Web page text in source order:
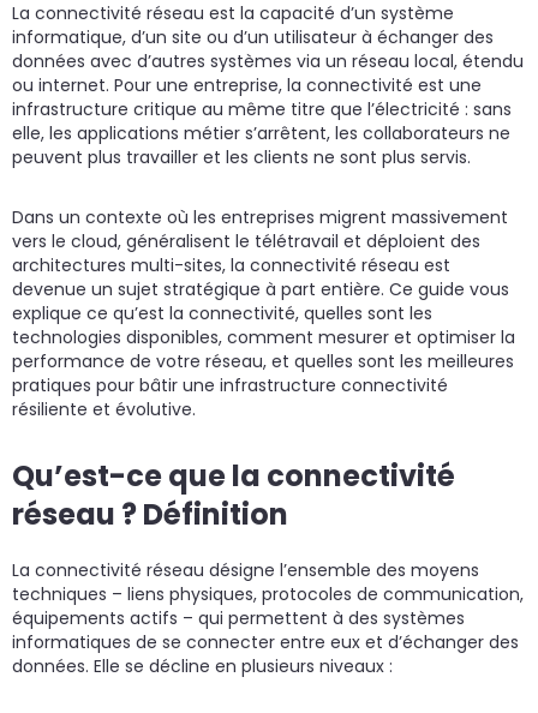
La connectivité réseau est la capacité d’un système
informatique, d’un site ou d’un utilisateur à échanger des
données avec d’autres systèmes via un réseau local, étendu
ou internet. Pour une entreprise, la connectivité est une
infrastructure critique au même titre que l’électricité : sans
elle, les applications métier s’arrêtent, les collaborateurs ne
peuvent plus travailler et les clients ne sont plus servis.
Dans un contexte où les entreprises migrent massivement
vers le cloud, généralisent le télétravail et déploient des
architectures multi-sites, la connectivité réseau est
devenue un sujet stratégique à part entière. Ce guide vous
explique ce qu’est la connectivité, quelles sont les
technologies disponibles, comment mesurer et optimiser la
performance de votre réseau, et quelles sont les meilleures
pratiques pour bâtir une infrastructure connectivité
résiliente et évolutive.
Qu’est-ce que la connectivité
réseau ? Définition
La connectivité réseau désigne l’ensemble des moyens
techniques – liens physiques, protocoles de communication,
équipements actifs – qui permettent à des systèmes
informatiques de se connecter entre eux et d’échanger des
données. Elle se décline en plusieurs niveaux :